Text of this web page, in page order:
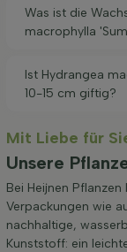
Was ist die
macrophylla
Ist Hydrangea
10-15 cm giftig?
Mit Liebe für
Unsere
Bei Heijnen
Verpackungen wie
nachhaltige,
Kunststoff: ein